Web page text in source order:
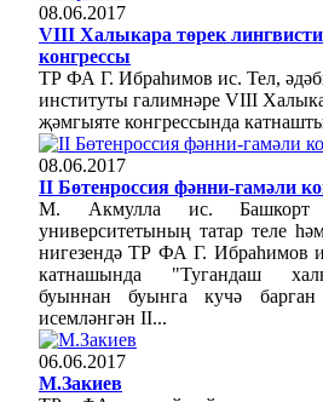
08.06.2017
VIII Халыкара төрек
конгрессы
ТР ФА Г. Ибраһимов ис. Тел,
институты галимнәре VIII
җәмгыяте конгрессында
08.06.2017
II Бөтенроссия фәнни-гамәли
М. Акмулла ис. Башкорт
университетының татар теле
нигезендә ТР ФА Г. Ибраһимов
катнашында "Тугандаш
буыннан буынга кучә барган
исемләнгән II...
06.06.2017
М.Закиев